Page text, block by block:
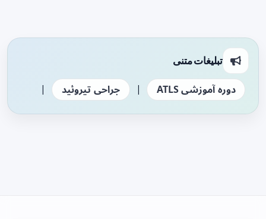
تبلیغات متنی
دوره آموزشی ATLS | جراحی تیروئید |